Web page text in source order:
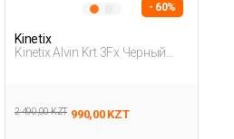
- 60%
Kinetix
Kinetix Alvin Krt 3Fx Черный
2 490,00 KZT 990,00 KZT